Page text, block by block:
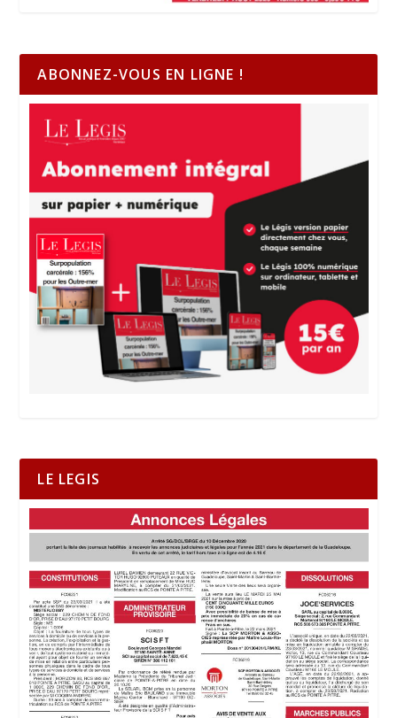
ABONNEZ-VOUS EN LIGNE !
LE LEGIS